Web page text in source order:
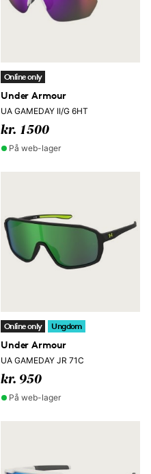
Online only
Under Armour
UA GAMEDAY II/G 6HT
kr. 1500
På web-lager
Online only Ungdom
Under Armour
UA GAMEDAY JR 71C
kr. 950
På web-lager